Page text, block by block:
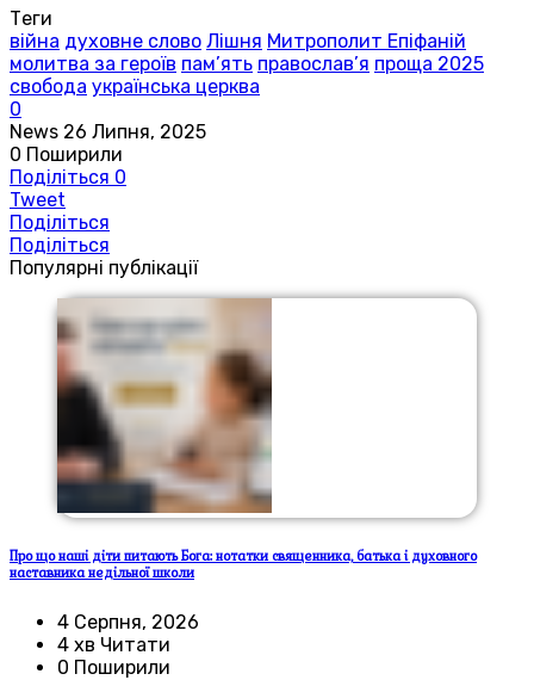
Теги
війна духовне слово Лішня Митрополит Епіфаній
молитва за героїв пам’ять православ’я проща 2025
свобода українська церква
0
News 26 Липня, 2025
0 Поширили
Поділіться 0
Tweet
Поділіться
Поділіться
Популярні публікації
Про що наші діти питають Бога: нотатки священника, батька і духовного
наставника недільної школи
4 Серпня, 2026
4 хв Читати
0 Поширили